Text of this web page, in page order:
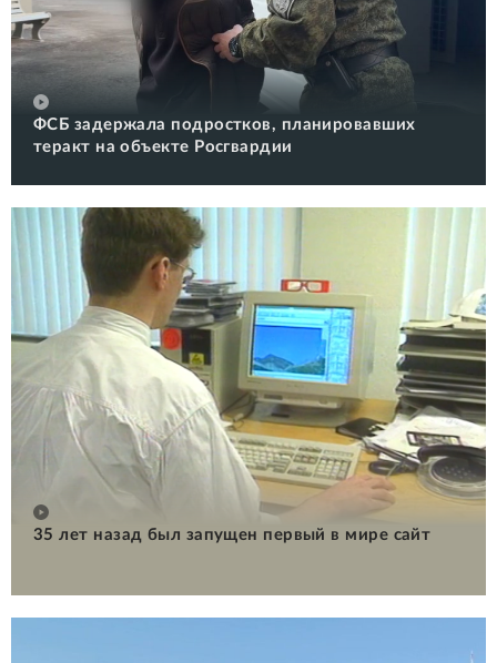
ФСБ задержала подростков, планировавших
теракт на объекте Росгвардии
35 лет назад был запущен первый в мире сайт